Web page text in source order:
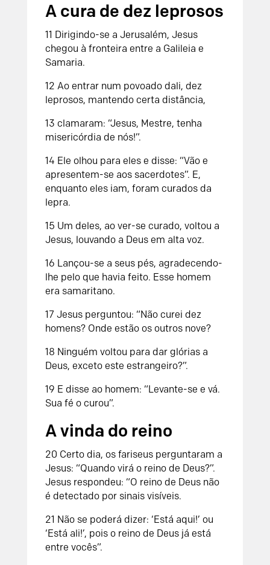
A cura de dez leprosos
11 Dirigindo-se a Jerusalém, Jesus
chegou à fronteira entre a Galileia e
Samaria.
12 Ao entrar num povoado dali, dez
leprosos, mantendo certa distância,
13 clamaram: “Jesus, Mestre, tenha
misericórdia de nós!”.
14 Ele olhou para eles e disse: “Vão e
apresentem-se aos sacerdotes”. E,
enquanto eles iam, foram curados da
lepra.
15 Um deles, ao ver-se curado, voltou a
Jesus, louvando a Deus em alta voz.
16 Lançou-se a seus pés, agradecendo-
lhe pelo que havia feito. Esse homem
era samaritano.
17 Jesus perguntou: “Não curei dez
homens? Onde estão os outros nove?
18 Ninguém voltou para dar glórias a
Deus, exceto este estrangeiro?”.
19 E disse ao homem: “Levante-se e vá.
Sua fé o curou”.
A vinda do reino
20 Certo dia, os fariseus perguntaram a
Jesus: “Quando virá o reino de Deus?”.
Jesus respondeu: “O reino de Deus não
é detectado por sinais visíveis.
21 Não se poderá dizer: ‘Está aqui!’ ou
‘Está ali!’, pois o reino de Deus já está
entre vocês”.